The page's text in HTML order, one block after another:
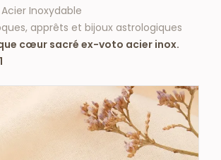
Inoxydable
apprêts et bijoux astrologiques
cœur sacré ex-voto acier inox.